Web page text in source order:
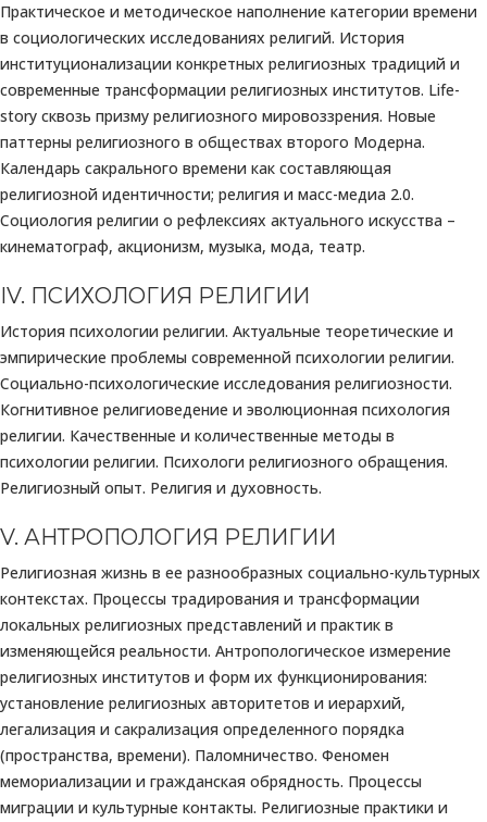
Практическое и методическое наполнение категории времени
в социологических исследованиях религий. История
институционализации конкретных религиозных традиций и
современные трансформации религиозных институтов. Life-
story сквозь призму религиозного мировоззрения. Новые
паттерны религиозного в обществах второго Модерна.
Календарь сакрального времени как составляющая
религиозной идентичности; религия и масс-медиа 2.0.
Социология религии о рефлексиях актуального искусства –
кинематограф, акционизм, музыка, мода, театр.
IV. ПСИХОЛОГИЯ РЕЛИГИИ
История психологии религии. Актуальные теоретические и
эмпирические проблемы современной психологии религии.
Социально-психологические исследования религиозности.
Когнитивное религиоведение и эволюционная психология
религии. Качественные и количественные методы в
психологии религии. Психологи религиозного обращения.
Религиозный опыт. Религия и духовность.
V. АНТРОПОЛОГИЯ РЕЛИГИИ
Религиозная жизнь в ее разнообразных социально-культурных
контекстах. Процессы традирования и трансформации
локальных религиозных представлений и практик в
изменяющейся реальности. Антропологическое измерение
религиозных институтов и форм их функционирования:
установление религиозных авторитетов и иерархий,
легализация и сакрализация определенного порядка
(пространства, времени). Паломничество. Феномен
мемориализации и гражданская обрядность. Процессы
миграции и культурные контакты. Религиозные практики и